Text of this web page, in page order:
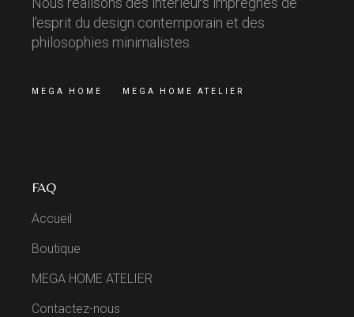
l'esprit du design contemporain et des
philosophies minimalistes.
MEGA HOME MEGA HOME ATELIER
FAQ
Accueil
Boutique
MEGA HOME ATELIER
Contactez-nous